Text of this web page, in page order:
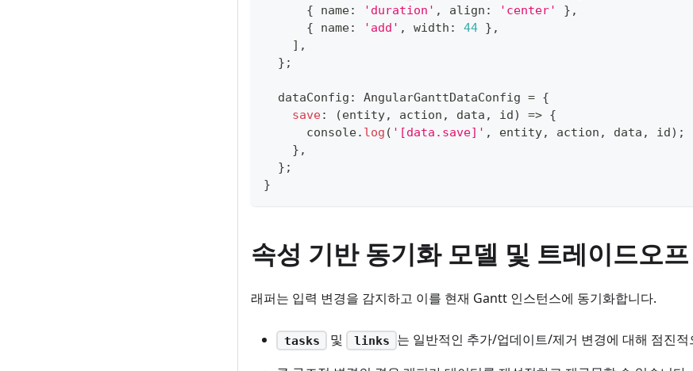
{ name: 'duration' , align : 'center' } ,
{ name: 'add' , width : 44 } ,
] ,
} ;
  dataConfig
: AngularGanttDataConfig = {
save: (entity, action , data , id) => {
console. log ( '[data.save]' , entity, action , data , id) ;
} ,
} ;
}
속성 기반 동기화 모델 및 트레이드오프
래퍼는 입력 변경을 감지하고 이를 현재 Gantt 인스턴스에 동기화합니다.
tasks 및 links
는 일반적인 추가/업데이트/제거 변경에 대해 점진